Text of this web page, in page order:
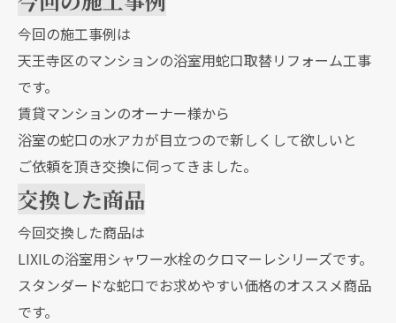
今回の施工事例は
天王寺区のマンションの浴室用蛇口取替リフォーム工事
です。
賃貸マンションのオーナー様から
浴室の蛇口の水アカが目立つので新しくして欲しいと
ご依頼を頂き交換に伺ってきました。
交換した商品
今回交換した商品は
LIXILの浴室用シャワー水栓のクロマーレシリーズです。
スタンダードな蛇口でお求めやすい価格のオススメ商品
です。